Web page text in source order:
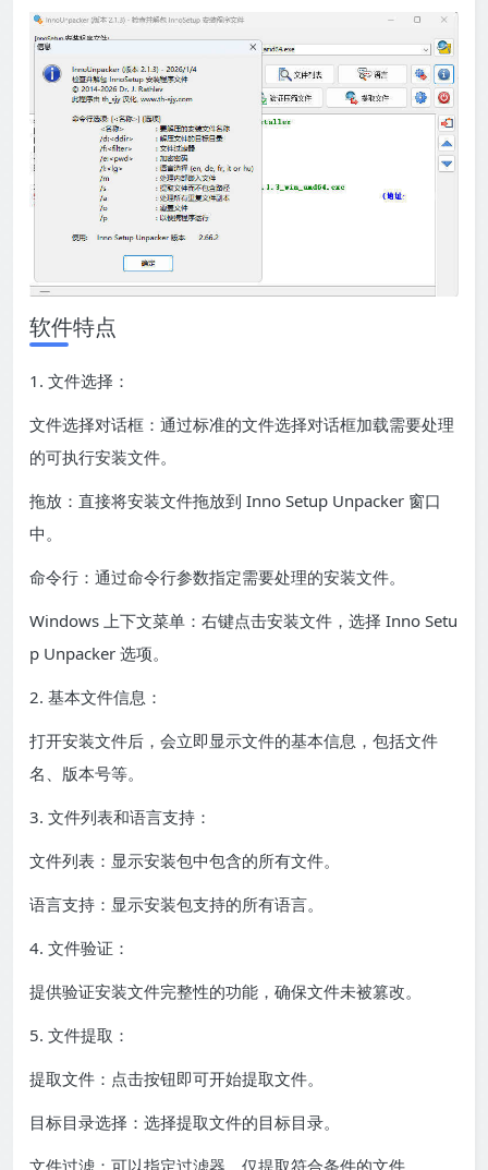
软件特点
1. 文件选择：
文件选择对话框：通过标准的文件选择对话框加载需要处理
的可执行安装文件。
拖放：直接将安装文件拖放到 Inno Setup Unpacker 窗口
中。
命令行：通过命令行参数指定需要处理的安装文件。
Windows 上下文菜单：右键点击安装文件，选择 Inno Setu
p Unpacker 选项。
2. 基本文件信息：
打开安装文件后，会立即显示文件的基本信息，包括文件
名、版本号等。
3. 文件列表和语言支持：
文件列表：显示安装包中包含的所有文件。
语言支持：显示安装包支持的所有语言。
4. 文件验证：
提供验证安装文件完整性的功能，确保文件未被篡改。
5. 文件提取：
提取文件：点击按钮即可开始提取文件。
目标目录选择：选择提取文件的目标目录。